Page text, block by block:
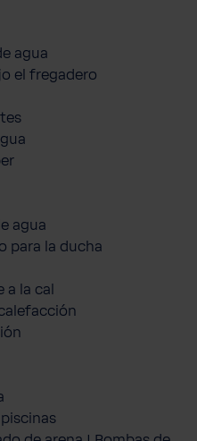
agua
el fregadero
agua
para la ducha
la cal